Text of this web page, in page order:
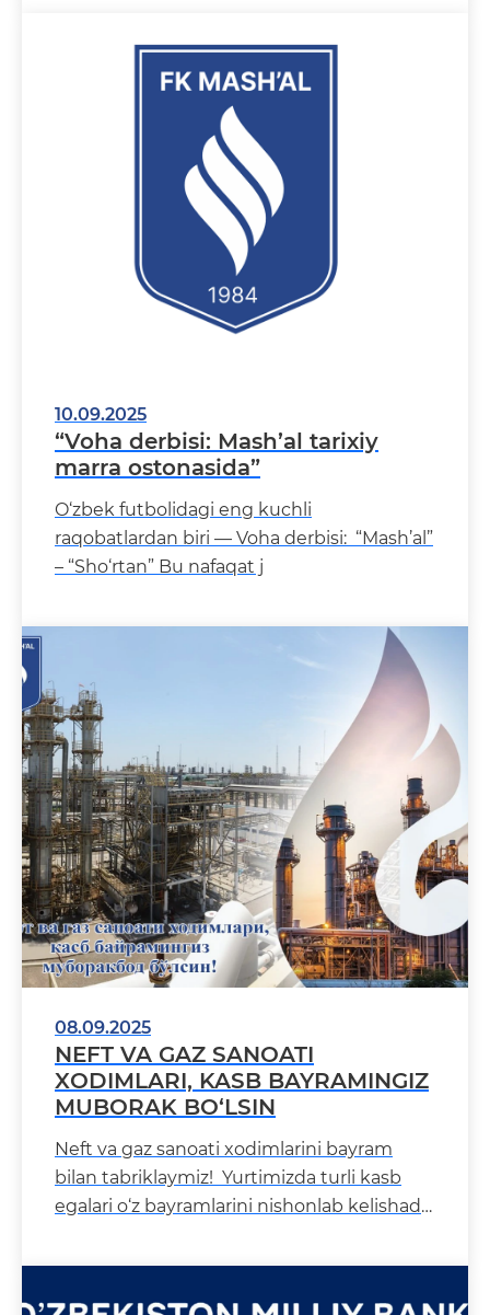
10.09.2025
“Voha derbisi: Mash’al tarixiy
marra ostonasida”
O‘zbek futbolidagi eng kuchli
raqobatlardan biri — Voha derbisi: “Mash’al”
– “Sho‘rtan” Bu nafaqat j
08.09.2025
NEFT VA GAZ SANOATI
XODIMLARI, KASB BAYRAMINGIZ
MUBORAK BO‘LSIN
Neft va gaz sanoati xodimlarini bayram
bilan tabriklaymiz! Yurtimizda turli kasb
egalari o‘z bayramlarini nishonlab kelishadi.